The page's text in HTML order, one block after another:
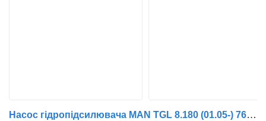
Насос гідропідсилювача MAN TGL 8.180 (01.05-) 7683955167 до тягача MAN TGL, TGM, TGS, TGX (2005-2021)